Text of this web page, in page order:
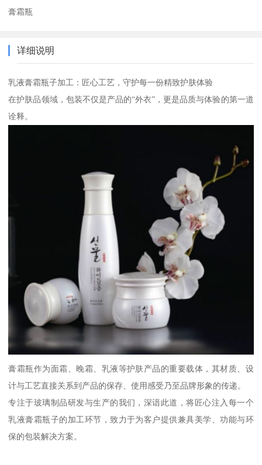
膏霜瓶
详细说明
乳液膏霜瓶子加工：匠心工艺，守护每一份精致护肤体验
在护肤品领域，包装不仅是产品的“外衣”，更是品质与体验的第一道
诠释。
膏霜瓶作为面霜、晚霜、乳液等护肤产品的重要载体，其材质、设
计与工艺直接关系到产品的保存、使用感受乃至品牌形象的传递。
专注于玻璃制品研发与生产的我们，深谙此道，将匠心注入每一个
乳液膏霜瓶子的加工环节，致力于为客户提供兼具美学、功能与环
保的包装解决方案。